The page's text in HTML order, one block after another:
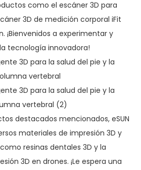
como el escáner 3D para
3D de medición corporal iFit
¡Bienvenidos a experimentar y
tecnología innovadora!
destacados mencionados, eSUN
materiales de impresión 3D y
resinas dentales 3D y la
3D en drones. ¡Le espera una